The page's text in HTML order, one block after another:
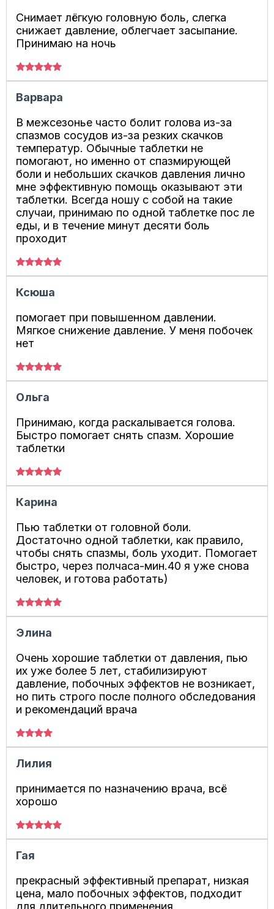
Снимает лёгкую головную боль, слегка
снижает давление, облегчает засыпание.
Принимаю на ночь
Варвара
В межсезонье часто болит голова из-за
спазмов сосудов из-за резких скачков
температур. Обычные таблетки не
помогают, но именно от спазмирующей
боли и небольших скачков давления лично
мне эффективную помощь оказывают эти
таблетки. Всегда ношу с собой на такие
случаи, принимаю по одной таблетке пос ле
еды, и в течение минут десяти боль
проходит
Ксюша
помогает при повышенном давлении.
Мягкое снижение давление. У меня побочек
нет
Ольга
Принимаю, когда раскалывается голова.
Быстро помогает снять спазм. Хорошие
таблетки
Карина
Пью таблетки от головной боли.
Достаточно одной таблетки, как правило,
чтобы снять спазмы, боль уходит. Помогает
быстро, через полчаса-мин.40 я уже снова
человек, и готова работать)
Элина
Очень хорошие таблетки от давления, пью
их уже более 5 лет, стабилизируют
давление, побочных эффектов не возникает,
но пить строго после полного обследования
и рекомендаций врача
Лилия
принимается по назначению врача, всё
хорошо
Гая
прекрасный эффективный препарат, низкая
цена, мало побочных эффектов, подходит
для длительного применения